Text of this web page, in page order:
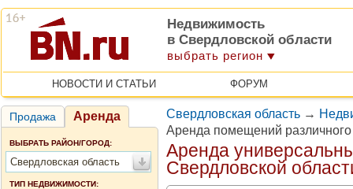
Недвижимость
в Свердловской области
выбрать регион
НОВОСТИ И СТАТЬИ ФОРУМ
Продажа Аренда
ВЫБРАТЬ РАЙОН/ГОРОД:
Свердловская область
ТИП НЕДВИЖИМОСТИ:
Свердловская область →
Аренда помещений
Аренда
Свердловской